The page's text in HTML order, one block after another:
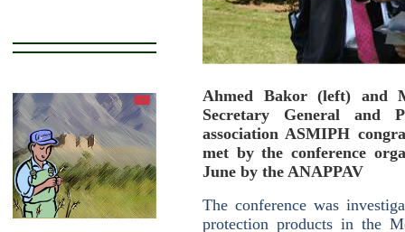
Ahmed Bakor (left) and
Secretary General and
association ASMIPH
met by the conference
June by the ANAPPAV
The conference was
protection products in the